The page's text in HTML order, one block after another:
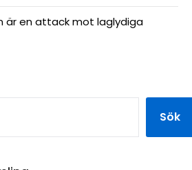
är en attack mot laglydiga
Sök